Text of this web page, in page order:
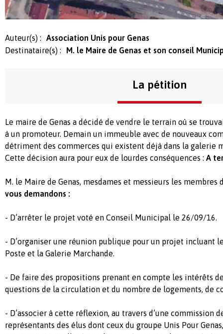
Auteur(s) :
Association Unis pour Genas
Destinataire(s) :
M. le Maire de Genas et son conseil
La pétition
Le maire de Genas a décidé de vendre le terrain où se
à un promoteur. Demain un immeuble avec de nouveaux
détriment des commerces qui existent déjà dans la galerie
Cette décision aura pour eux de lourdes conséquences : A
M. le Maire de Genas, mesdames et messieurs les
vous demandons :
- D’arrêter le projet voté en Conseil Municipal le 26/09/16.
- D’organiser une réunion publique pour un projet incluant
Poste et la Galerie Marchande.
- De faire des propositions prenant en compte les intérêts
questions de la circulation et du nombre de logements, de
- D’associer à cette réflexion, au travers d’une commission
représentants des élus dont ceux du groupe Unis Pour